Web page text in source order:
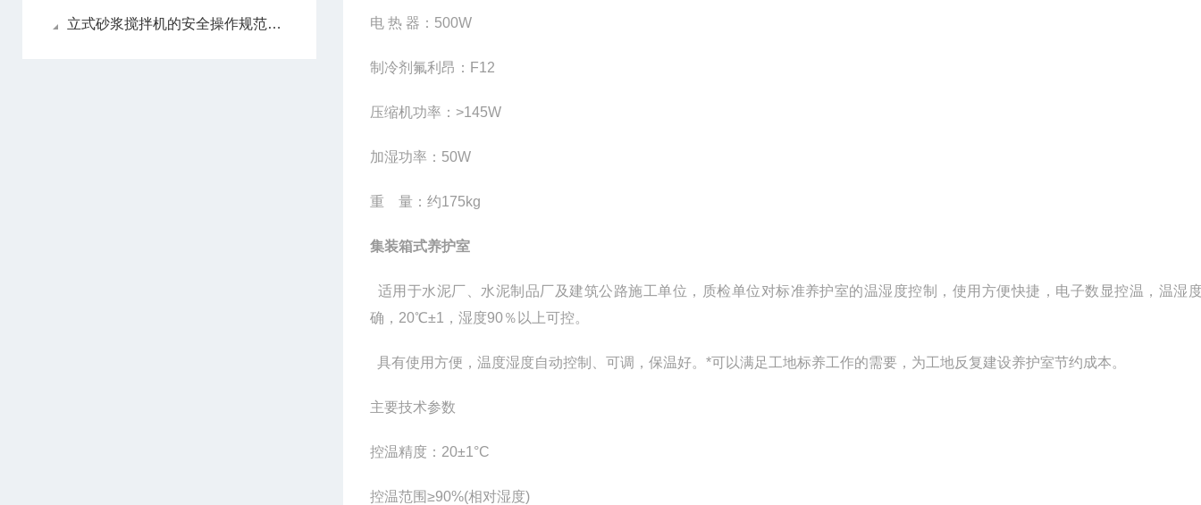
立式砂浆搅拌机的安全操作规范与防护措施 电 热 器： 500W
制冷剂氟利昂： F12
压缩机功率：>145W
加湿功率： 50W
重 量：约175kg
集装箱式养护室
适用于水泥厂、水泥制品厂及建筑公路施工单位，质检单位对标准养护室的温湿度控制，使用方便快捷，电子数显控温，温湿
确，20℃±1，湿度90％以上可控。
具有使用方便，温度湿度自动控制、可调，保温好。*可以满足工地标养工作的需要，为工地反复建设养护室节约成本。
主要技术参数
控温精度：20±1°C
控温范围≥90%(相对湿度)